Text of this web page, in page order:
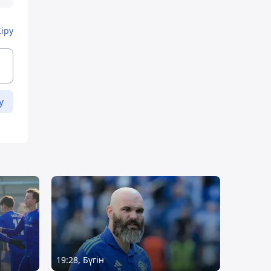
19:28, Бүгін